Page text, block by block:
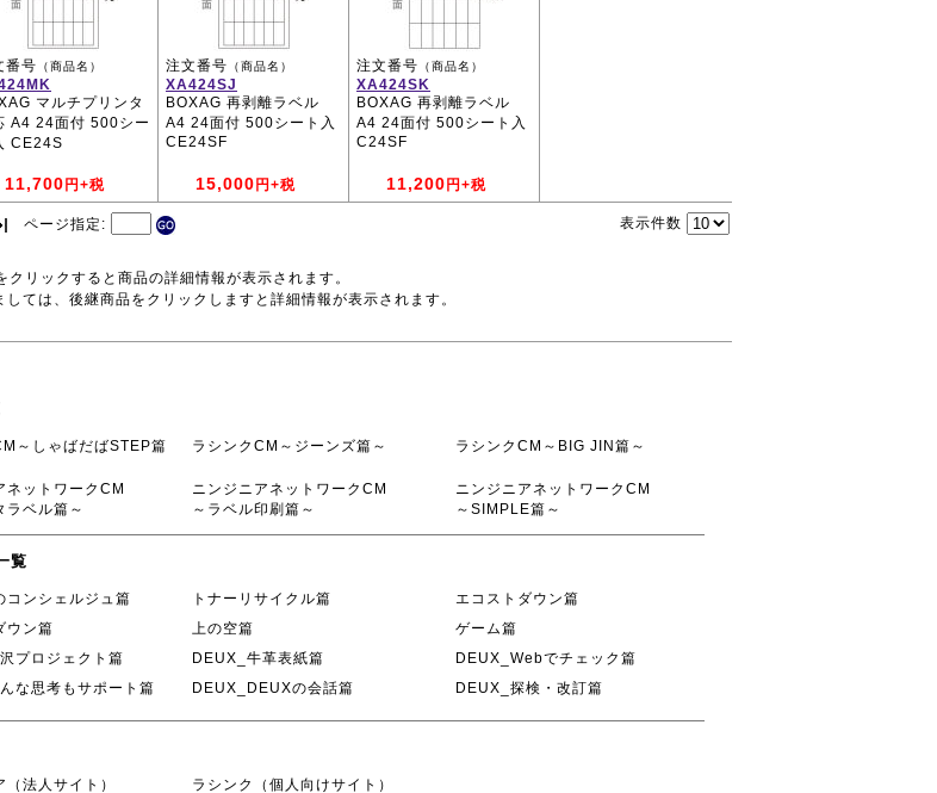
番号 （商品名）
マルチプリンタ
A4 24面付 500シー
CE24S
11,700 円+税
注文番号 （商品名）
XA424SJ
BOXAG 再剥離ラベル
A4 24面付 500シート入
CE24SF
15,000 円+税
注文番号 （商品名）
XA424SK
BOXAG 再剥離ラベル
A4 24面付 500シート入
C24SF
11,200 円+税
ページ指定: 表示件数
リックすると商品の詳細情報が表示されます。
ては、後継商品をクリックしますと詳細情報が表示されます。
～しゃばだばSTEP篇
ラシンクCM～ジーンズ篇～ ラシンクCM～BIG JIN篇～
ネットワークCM
ラベル篇～
ニンジニアネットワークCM
～ラベル印刷篇～
ニンジニアネットワークCM
～SIMPLE篇～
覧
コンシェルジュ篇 トナーリサイクル篇
エコストダウン篇
ウン篇
上の空篇
ゲーム篇
プロジェクト篇
DEUX_牛革表紙篇
DEUX_Webでチェック篇
な思考もサポート篇
DEUX_DEUXの会話篇 DEUX_探検・改訂篇
（法人サイト） ラシンク（個人向けサイト）